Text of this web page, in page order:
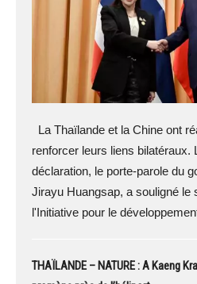
La Thaïlande et la Chine ont
renforcer leurs liens bilatéraux.
déclaration, le porte-parole du
Jirayu Huangsap, a souligné le
l'Initiative pour le
THAÏLANDE – NATURE : A Kaeng